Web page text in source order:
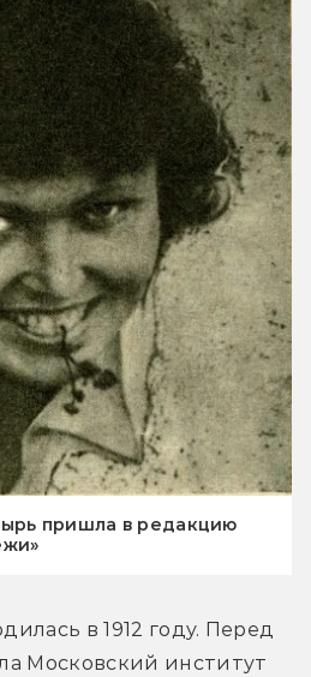
пришла в редакцию
в 1912 году. Перед
Московский институт